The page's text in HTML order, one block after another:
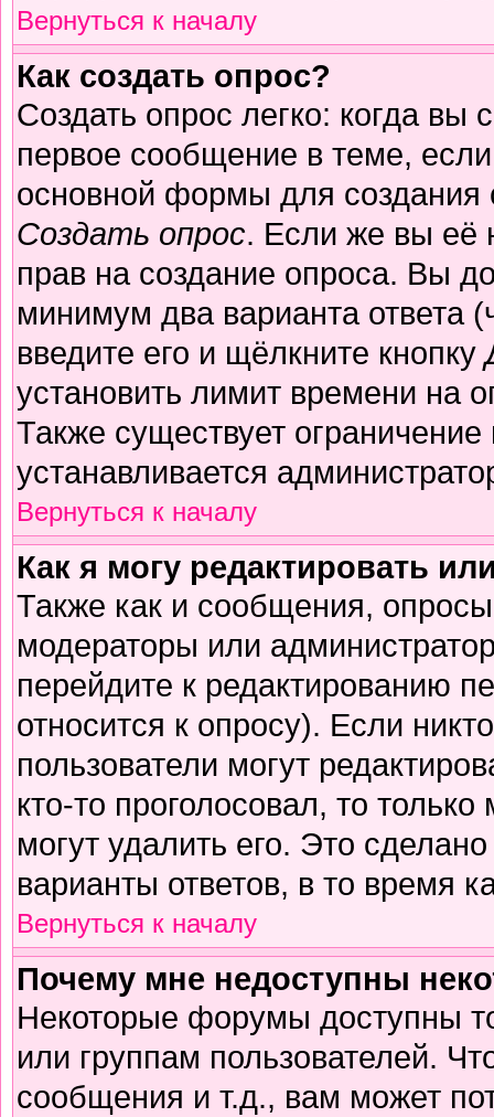
Вернуться к началу
Как создать опрос?
Создать опрос легко: когда вы
первое сообщение в теме,
основной формы для
Создать опрос. Если же вы её
прав на создание опроса. Вы
минимум два варианта ответа
введите его и щёлкните кнопку
установить лимит времени на
Также существует
устанавливается
Вернуться к началу
Как я могу редактировать
Также как и сообщения, опросы
модераторы или
перейдите к редактированию
относится к опросу). Если
пользователи могут
кто-то проголосовал, то
могут удалить его. Это
варианты ответов, в то время
Вернуться к началу
Почему мне недоступны
Некоторые форумы доступны
или группам пользователей.
сообщения и т.д., вам может